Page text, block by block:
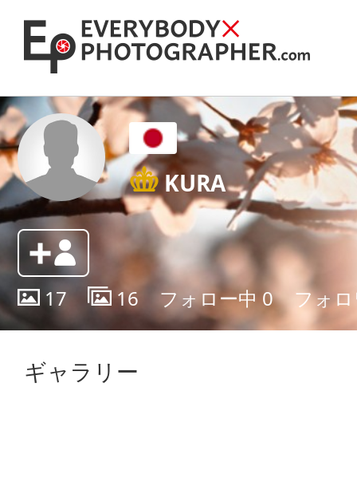
KURA
17 16 フォロー中 0 フォ
ギャラリー